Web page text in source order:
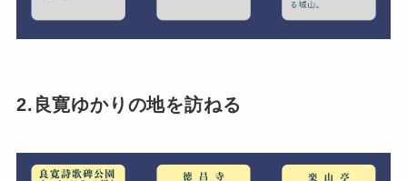
2.良寛ゆかりの地を訪ねる